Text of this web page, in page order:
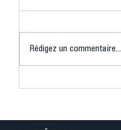
Rédigez un commentaire...